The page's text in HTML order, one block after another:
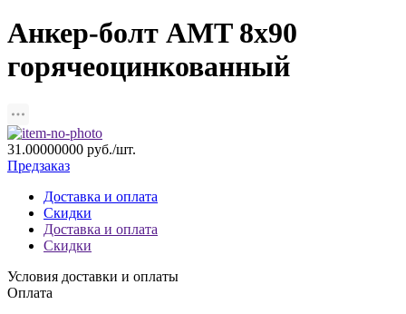
Анкер-болт AMT 8x90
горячеоцинкованный
31.00000000 руб./шт.
Предзаказ
Доставка и оплата
Скидки
Доставка и оплата
Скидки
Условия доставки и оплаты
Оплата